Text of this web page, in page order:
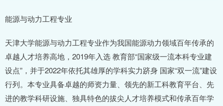
能源与动力工程专业
天津大学能源与动力工程专业作为我国能源动力领域百年传承的
卓越人才培养高地，2019年入选 教育部“国家级一流本科专业建
设点”，并于2022年依托其雄厚的学科实力跻身 国家“双一流”建设
行列。本专业具备卓越的师资力量、领先的新工科教育平台、先
进的教学科研设施、独具特色的拔尖人才培养模式和传承百年学